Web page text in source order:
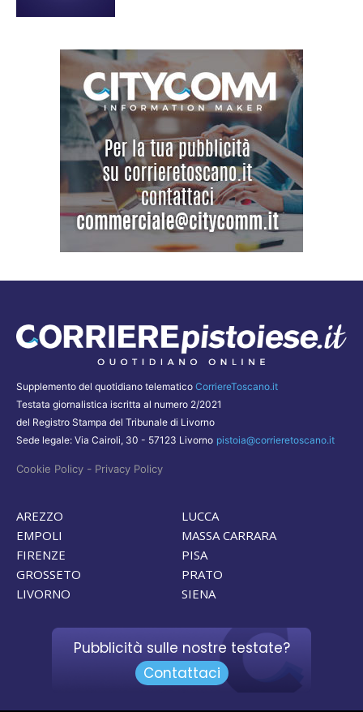
Supplemento del quotidiano telematico CorriereToscano.it
Testata giornalistica iscritta al numero 2/2021
del Registro Stampa del Tribunale di Livorno
Sede legale: Via Cairoli, 30 - 57123 Livorno pistoia@corrieretoscano.it
Cookie Policy - Privacy Policy
AREZZO
EMPOLI
FIRENZE
GROSSETO
LIVORNO
LUCCA
MASSA CARRARA
PISA
PRATO
SIENA
Pubblicità sulle nostre testate?
Contattaci